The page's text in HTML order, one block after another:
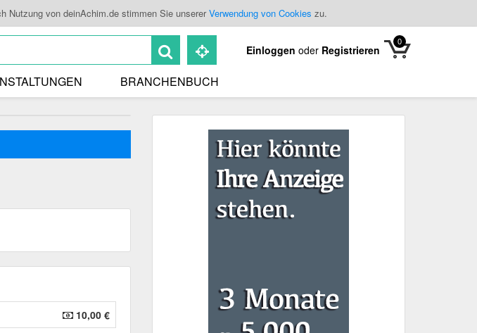
Nutzung von deinAchim.de stimmen Sie unsererVerwendung von Cookies zu.
Einloggen oder Registrieren
0
BRANCHENBUCH
10,00 €